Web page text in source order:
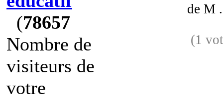
(78657
Nombre de
visiteurs de
votre
de M
(1